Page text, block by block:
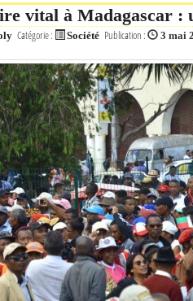
vital à Madagascar :
Catégorie : Société Publication : 3 mai